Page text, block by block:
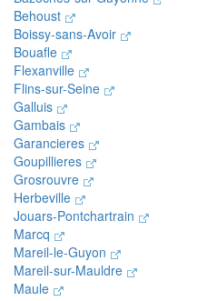
Behoust
Boissy-sans-Avoir
Bouafle
Flexanville
Flins-sur-Seine
Galluis
Gambais
Garancieres
Goupillieres
Grosrouvre
Herbeville
Jouars-Pontchartrain
Marcq
Mareil-le-Guyon
Mareil-sur-Mauldre
Maule